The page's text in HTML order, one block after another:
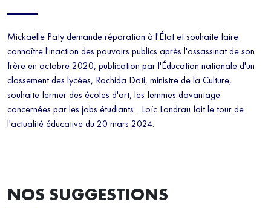
Mickaëlle Paty demande réparation à l'État et souhaite faire
connaître l'inaction des pouvoirs publics après l'assassinat de son
frère en octobre 2020, publication par l'Éducation nationale d'un
classement des lycées, Rachida Dati, ministre de la Culture,
souhaite fermer des écoles d'art, les femmes davantage
concernées par les jobs étudiants... Loïc Landrau fait le tour de
l'actualité éducative du 20 mars 2024.
NOS SUGGESTIONS